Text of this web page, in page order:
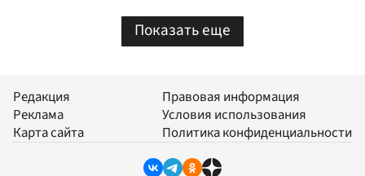
Показать еще
Редакция
Реклама
Карта сайта
Правовая информация
Условия использования
Политика конфиденциальности